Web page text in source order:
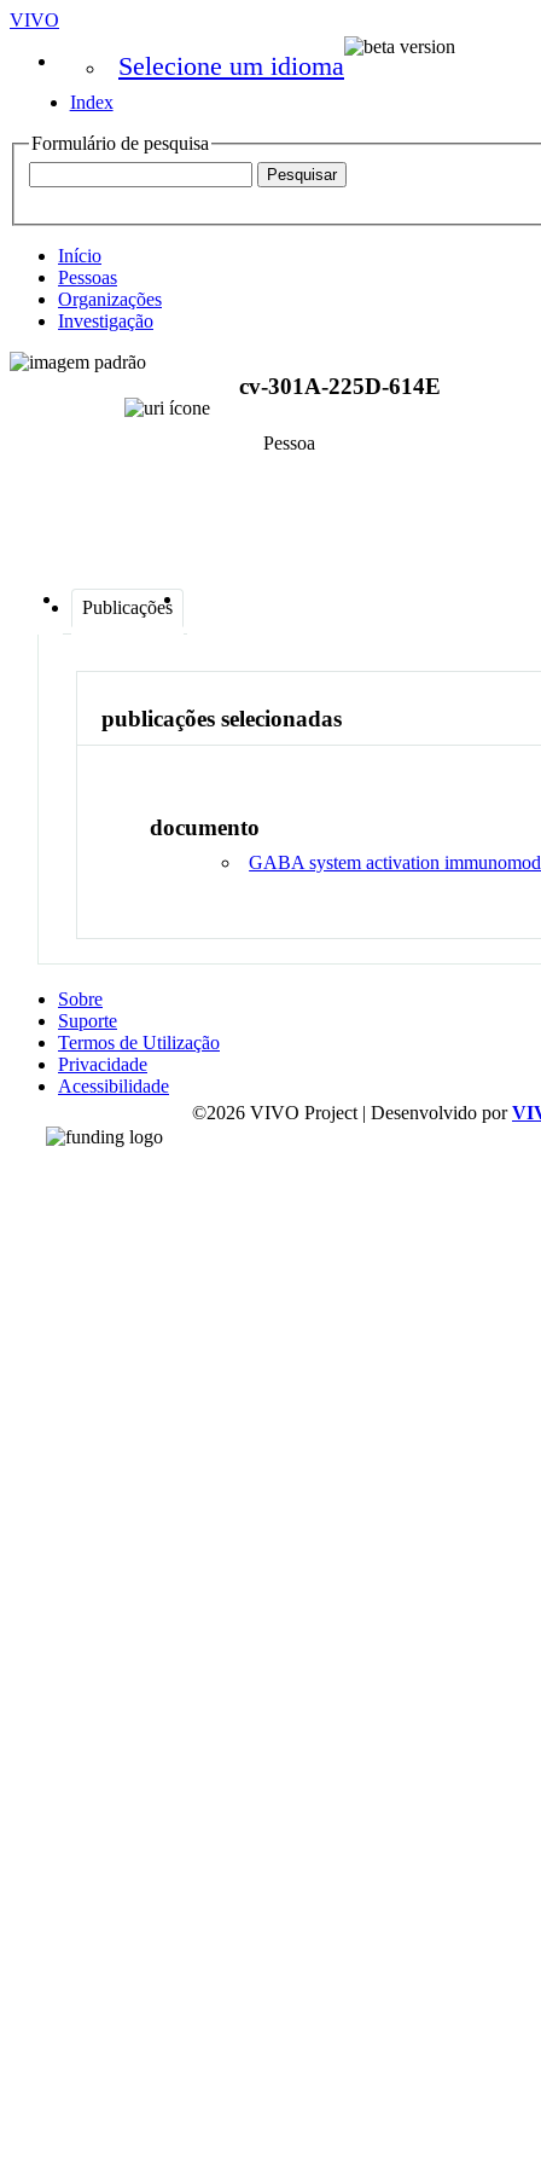
VIVO
Selecione um idioma
Index
Formulário de pesquisa
Início
Pessoas
Organizações
Investigação
cv-301A-225D-614E
Pessoa
Publicações
publicações selecionadas
documento
GABA system activation
Sobre
Suporte
Termos de Utilização
Privacidade
Acessibilidade
©2026 VIVO Project | Desenvolvido por